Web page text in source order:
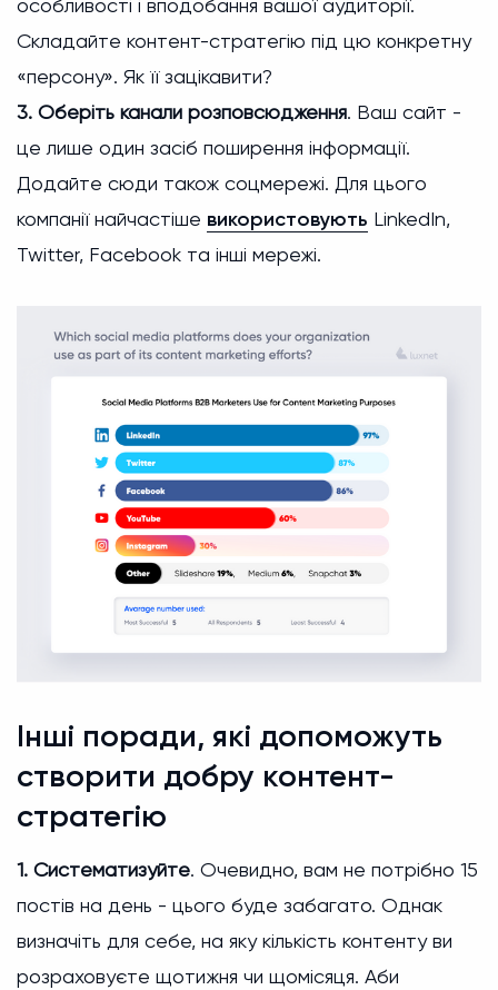
особливості і вподобання вашої аудиторії.
Складайте контент-стратегію під цю конкретну
«персону». Як її зацікавити?
3. Оберіть канали розповсюдження. Ваш сайт -
це лише один засіб поширення інформації.
Додайте сюди також соцмережі. Для цього
компанії найчастіше використовують LinkedIn,
Twitter, Facebook та інші мережі.
Інші поради, які допоможуть
створити добру контент-
стратегію
1. Систематизуйте. Очевидно, вам не потрібно 15
постів на день - цього буде забагато. Однак
визначіть для себе, на яку кількість контенту ви
розраховуєте щотижня чи щомісяця. Аби